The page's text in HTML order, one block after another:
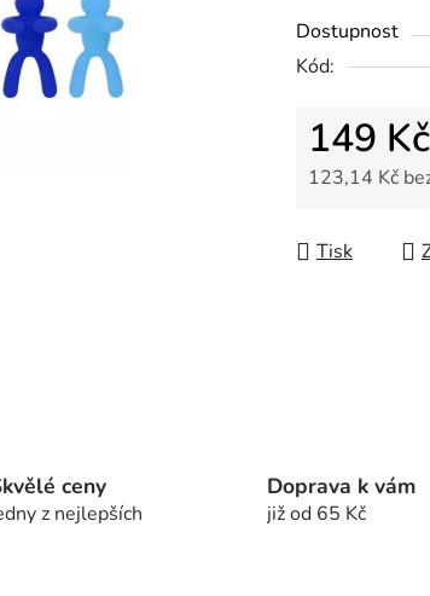
5
hvězdiček.
Dostupnost
Kód:
149 Kč
123,14 Kč
Tisk
ceny
z nejlepších
Doprava k vám
již od 65 Kč